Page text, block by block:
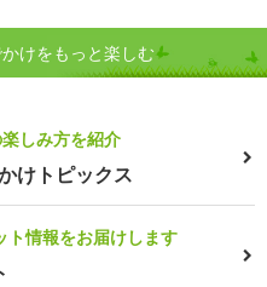
けをもっと楽しむ
しみ方を紹介
けトピックス
ト情報をお届けします